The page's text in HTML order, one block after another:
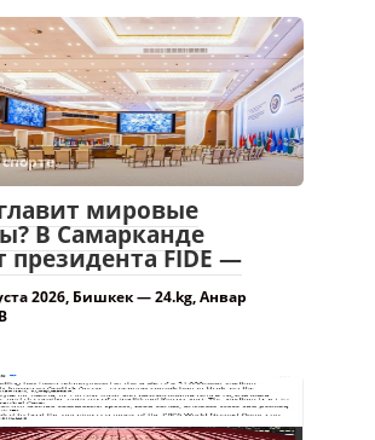
мировые
В Самарканде
президента FIDE —
2026, Бишкек — 24.kg, Анвар